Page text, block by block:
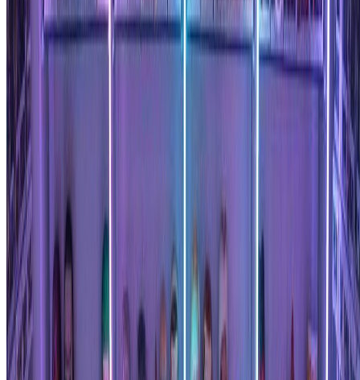
下载您的Funko Pop手办
预览您的自定义创作并以高分辨率下载。我们的Funko
Pop生成器提供专业品质的手办，可以分享、打印或用
获得最佳Funko Pop生成器效果的专业提示
照片质量：
为我们的Funko Pop生成器使用清晰、光线充足的照片。带有
可见面部特征的正面图像有助于Funko Pop生成器更准确地捕
独特特征：
包括可识别的配饰，如眼镜、帽子或独特的发型。我们的
Funko Pop生成器擅长将这些细节融入您的自定义手办。
尝试多种风格：
尝试不同的Funko Pop生成器风格以找到您最喜欢的。金属